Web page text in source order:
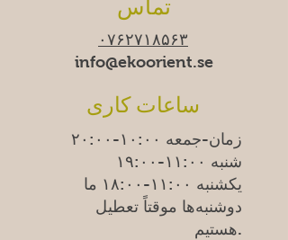
تماس
۰۷۶۲۷۱۸۵۶۳
info@ekoorient.se​​
ساعات کاری
زمان-جمعه ۱۰:۰۰-۲۰:۰۰
شنبه ۱۱:۰۰-۱۹:۰۰
یکشنبه ۱۱:۰۰-۱۸:۰۰
ما
دوشنبه‌ها موقتاً تعطیل
هستیم.